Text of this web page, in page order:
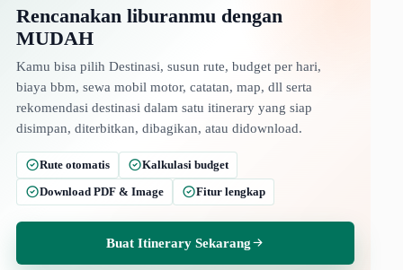
Rencanakan liburanmu dengan
MUDAH
Kamu bisa pilih Destinasi, susun rute, budget per hari,
biaya bbm, sewa mobil motor, catatan, map, dll serta
rekomendasi destinasi dalam satu itinerary yang siap
disimpan, diterbitkan, dibagikan, atau didownload.
Rute otomatis
Kalkulasi budget
Download PDF & Image
Fitur lengkap
Buat Itinerary Sekarang